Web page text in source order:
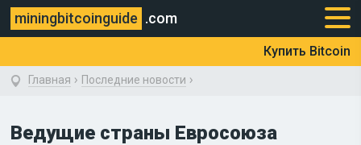
miningbitcoinguide .com
Купить Bitcoin
Главная › Последние новости ›
Ведущие страны Евросоюза